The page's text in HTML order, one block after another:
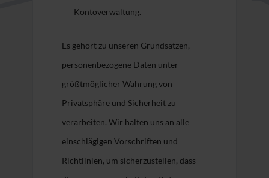
Kontoverwaltung.
Es gehört zu unseren Grundsätzen,
personenbezogene Daten unter
größtmöglicher Wahrung von
Privatsphäre und Sicherheit zu
verarbeiten. Wir halten uns an alle
einschlägigen Vorschriften und
Richtlinien, um sicherzustellen, dass